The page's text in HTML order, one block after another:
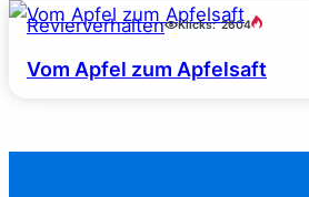
Revierverhalten Klicks: 2604
Vom Apfel zum Apfelsaft